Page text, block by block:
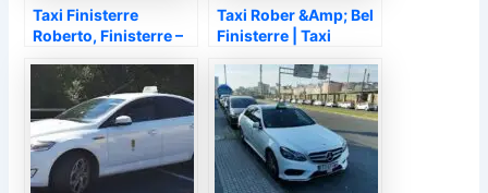
Taxi Finisterre
Roberto, Finisterre –
Taxi Rober &Amp; Bel
Finisterre | Taxi
A Coruña